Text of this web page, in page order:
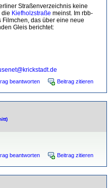
Straßenverzeichnis keine
die Kiefholzstraße meinst. Im rbb-
das über eine neue
Gleis berichtet:
beantworten Beitrag zitieren
beantworten Beitrag zitieren